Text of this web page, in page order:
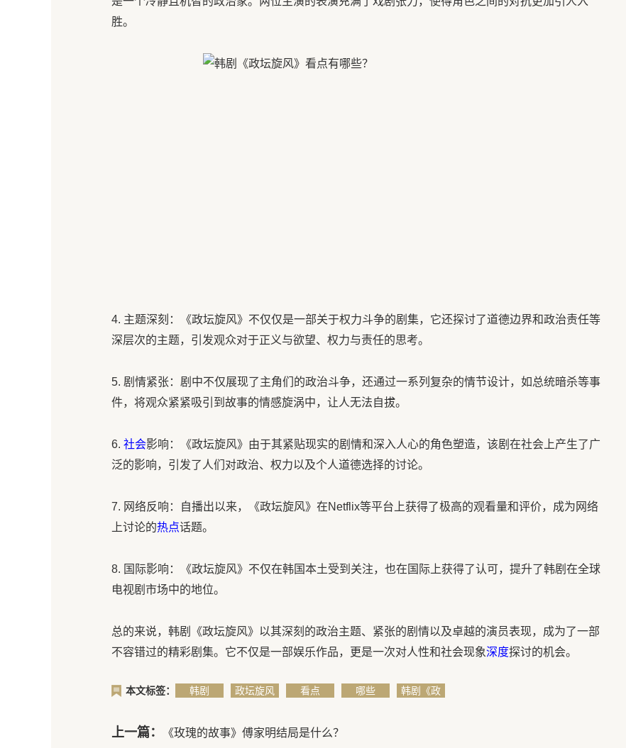
胜。
4. 主题深刻：《政坛旋风》不仅仅是一部关于权力斗争的剧集，它还探讨了道德边界和政治责任等
深层次的主题，引发观众对于正义与欲望、权力与责任的思考。
5. 剧情紧张：剧中不仅展现了主角们的政治斗争，还通过一系列复杂的情节设计，如总统暗杀等事
件，将观众紧紧吸引到故事的情感旋涡中，让人无法自拔。
6. 社会影响：《政坛旋风》由于其紧贴现实的剧情和深入人心的角色塑造，该剧在社会上产生了广
泛的影响，引发了人们对政治、权力以及个人道德选择的讨论。
7. 网络反响：自播出以来，《政坛旋风》在Netflix等平台上获得了极高的观看量和评价，成为网络
上讨论的热点话题。
8. 国际影响：《政坛旋风》不仅在韩国本土受到关注，也在国际上获得了认可，提升了韩剧在全球
电视剧市场中的地位。
总的来说，韩剧《政坛旋风》以其深刻的政治主题、紧张的剧情以及卓越的演员表现，成为了一部
不容错过的精彩剧集。它不仅是一部娱乐作品，更是一次对人性和社会现象深度探讨的机会。
本文标签： 韩剧 政坛旋风 看点 哪些
韩剧《政
上一篇： 《玫瑰的故事》傅家明结局是什么？